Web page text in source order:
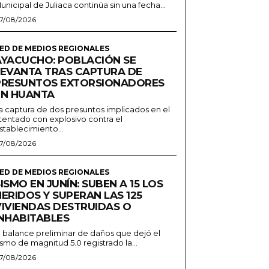
de Juliaca continúa sin una fecha...
08/2026
DE MEDIOS REGIONALES
POBLACIÓN SE
TRAS CAPTURA DE
EXTORSIONADORES
HUANTA
captura de dos presuntos implicados en el
con explosivo contra el
08/2026
DE MEDIOS REGIONALES
EN JUNÍN: SUBEN A 15 LOS
Y SUPERAN LAS 125
DESTRUIDAS O
balance preliminar de daños que dejó el
de magnitud 5.0 registrado la...
08/2026